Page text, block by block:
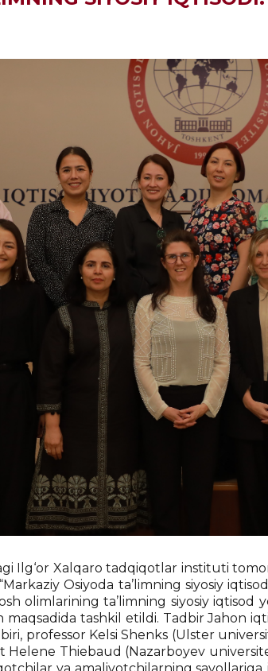
Ilg‘or Xalqaro tadqiqotlar instituti
Osiyoda ta’limning siyosiy
olimlarining ta’limning siyosiy iqtisod
maqsadida tashkil etildi. Tadbir Jahon
professor Kelsi Shenks (Ulster
Thiebaud (Nazarboyev